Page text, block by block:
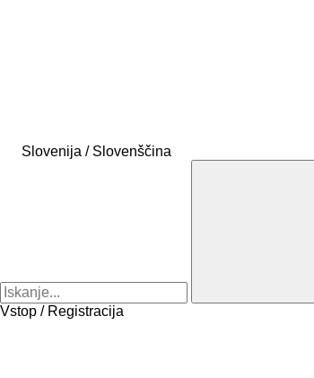
Slovenija / Slovenščina
Vstop / Registracija